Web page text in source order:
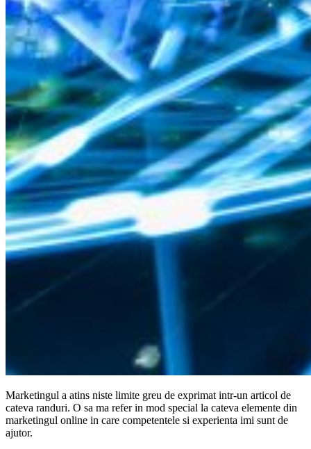
Marketingul a atins niste limite greu de exprimat intr-un articol de
cateva randuri. O sa ma refer in mod special la cateva elemente din
marketingul online in care competentele si experienta imi sunt de
ajutor.